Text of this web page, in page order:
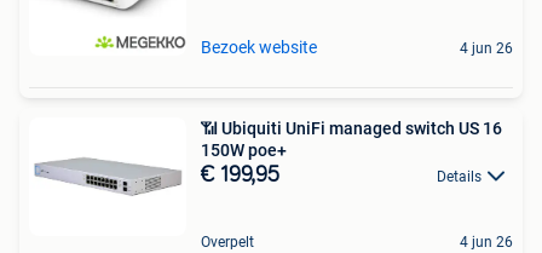
Bezoek website 4 jun 26
📶 Ubiquiti UniFi managed switch US 16
150W poe+
€ 199,95 Details
Overpelt 4 jun 26